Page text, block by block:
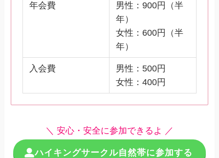
年会費
男性：900円（半
年）
女性：600円（半
年）
入会費
男性：500円
女性：400円
＼ 安心・安全に参加できるよ ／
ハイキングサークル自然帯に参加する